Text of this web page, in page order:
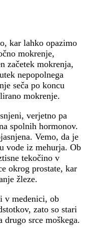
kar lahko opazimo
mokrenje,
začetek mokrenja,
nepopolnega
seča po koncu
mokrenje.
verjetno pa
spolnih hormonov.
Vemo, da je
vode iz mehurja. Ob
tekočino v
okrog prostate, kar
žleze.
v medenici, ob
zato so stari
srce moškega.